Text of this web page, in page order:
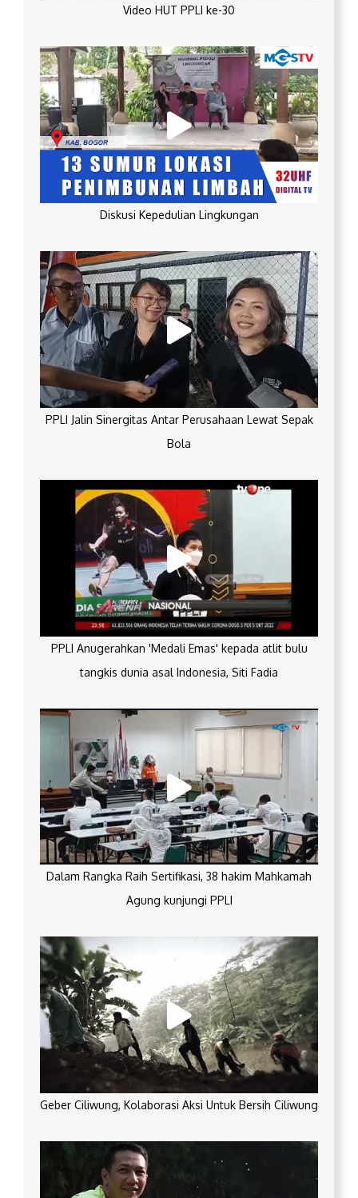
Video HUT PPLI ke-30
Diskusi Kepedulian Lingkungan
PPLI Jalin Sinergitas Antar Perusahaan Lewat Sepak
Bola
PPLI Anugerahkan 'Medali Emas' kepada atlit bulu
tangkis dunia asal Indonesia, Siti Fadia
Dalam Rangka Raih Sertifikasi, 38 hakim Mahkamah
Agung kunjungi PPLI
Geber Ciliwung, Kolaborasi Aksi Untuk Bersih Ciliwung